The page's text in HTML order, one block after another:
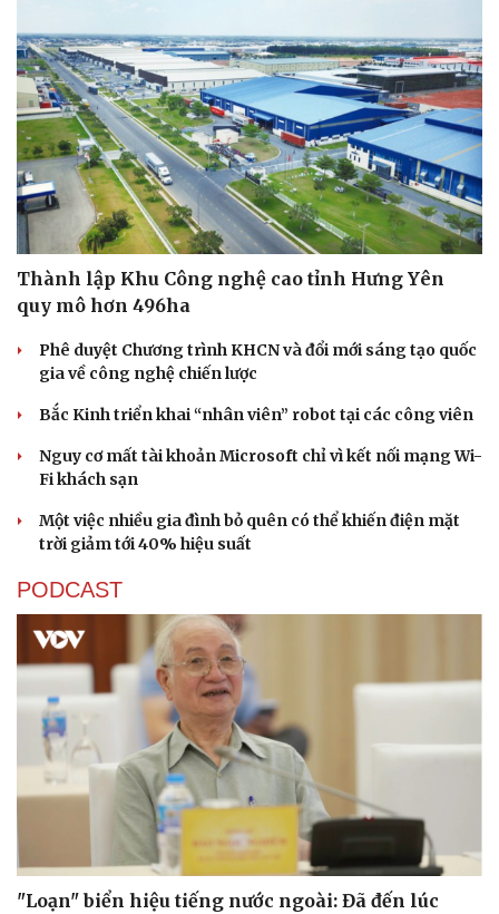
Sức khỏe
Cây thuốc
Sản phụ khoa
Nam khoa
Làm đẹp - giảm cân
Phòng mạch online
Ăn sạch sống khỏe
Blog
Thành lập Khu Công nghệ cao tỉnh Hưng Yên
quy mô hơn 496ha
Phê duyệt Chương trình KHCN và đổi mới sáng tạo quốc
gia về công nghệ chiến lược
Bắc Kinh triển khai “nhân viên” robot tại các công viên
Nguy cơ mất tài khoản Microsoft chỉ vì kết nối mạng Wi-
Fi khách sạn
Một việc nhiều gia đình bỏ quên có thể khiến điện mặt
trời giảm tới 40% hiệu suất
PODCAST
"Loạn" biển hiệu tiếng nước ngoài: Đã đến lúc